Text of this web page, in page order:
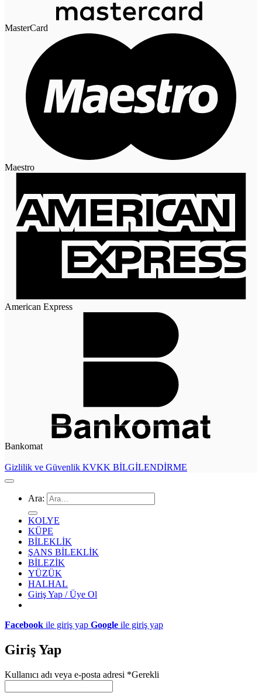
MasterCard
Maestro
American Express
Bankomat
Gizlilik ve Güvenlik KVKK BİLGİLENDİRME
Ara:
KOLYE
KÜPE
BİLEKLİK
ŞANS BİLEKLİK
BİLEZİK
YÜZÜK
HALHAL
Giriş Yap / Üye Ol
Facebook ile giriş yap Google ile giriş yap
Giriş Yap
Kullanıcı adı veya e-posta adresi *Gerekli